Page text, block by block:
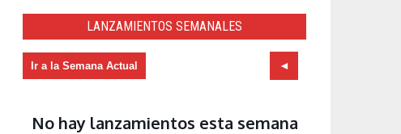
LANZAMIENTOS SEMANALES
Ir a la Semana Actual
No hay lanzamientos esta semana